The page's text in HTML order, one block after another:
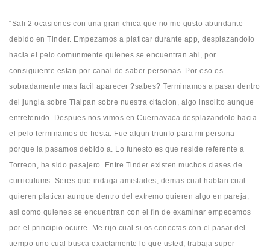
“Sali 2 ocasiones con una gran chica que no me gusto abundante
debido en Tinder. Empezamos a platicar durante app, desplazandolo
hacia el pelo comunmente quienes se encuentran ahi, por
consiguiente estan por canal de saber personas. Por eso es
sobradamente mas facil aparecer ?sabes? Terminamos a pasar dentro
del jungla sobre Tlalpan sobre nuestra citacion, algo insolito aunque
entretenido. Despues nos vimos en Cuernavaca desplazandolo hacia
el pelo terminamos de fiesta. Fue algun triunfo para mi persona
porque la pasamos debido a. Lo funesto es que reside referente a
Torreon, ha sido pasajero. Entre Tinder existen muchos clases de
curriculums. Seres que indaga amistades, demas cual hablan cual
quieren platicar aunque dentro del extremo quieren algo en pareja,
asi­ como quienes se encuentran con el fin de examinar empecemos
por el principio ocurre. Me rijo cual si os conectas con el pasar del
tiempo uno cual busca exactamente lo que usted, trabaja super